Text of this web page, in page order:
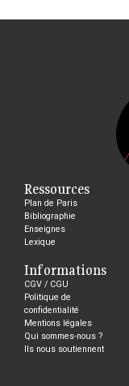
Ressources
Plan de Paris
Bibliographie
Enseignes
Lexique
Informations
CGV / CGU
Politique de
confidentialité
Mentions légales
Qui sommes-nous ?
Ils nous soutiennent